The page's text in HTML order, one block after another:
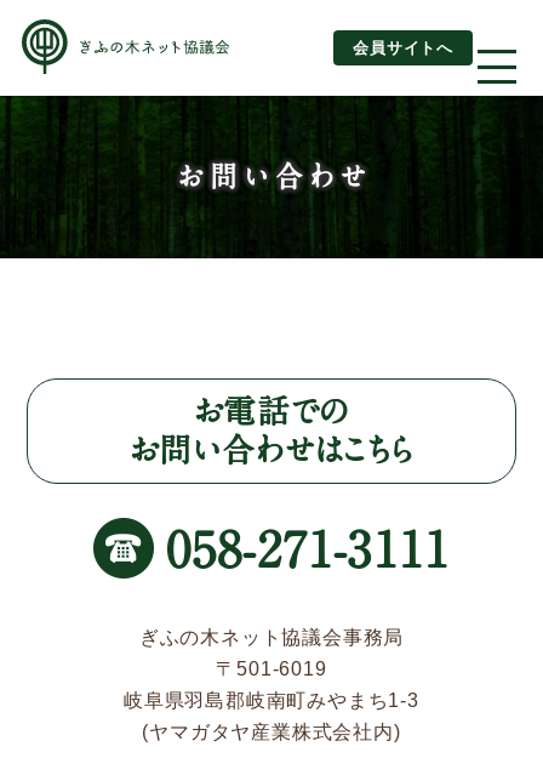
会員サイトへ
About us
ぎふの木ネットとは
はじめてご利用されるお客様へ
運営団体情報
新着情報
Service
お問い合わせ
お電話での
お問い合わせはこちら
058-271-3111
ぎふの木ネット協議会事務局
〒501-6019
岐阜県羽島郡岐南町みやまち1-3
(ヤマガタヤ産業株式会社内)